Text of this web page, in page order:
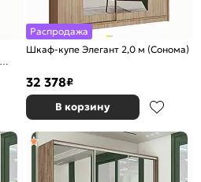
Распродажа
Шкаф-купе Элегант 2,0 м (Сонома)
32 378₽
В корзину